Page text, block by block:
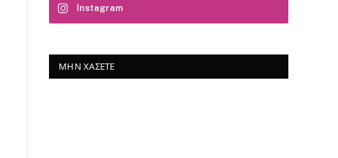
Instagram
ΜΗΝ ΧΆΣΕΤΕ